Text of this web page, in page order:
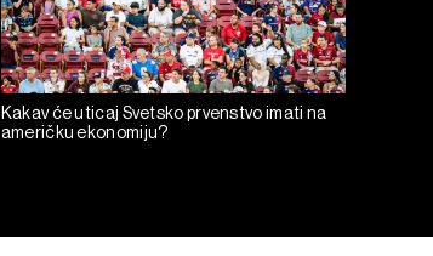
Kakav će uticaj Svetsko prvenstvo imati na
američku ekonomiju?